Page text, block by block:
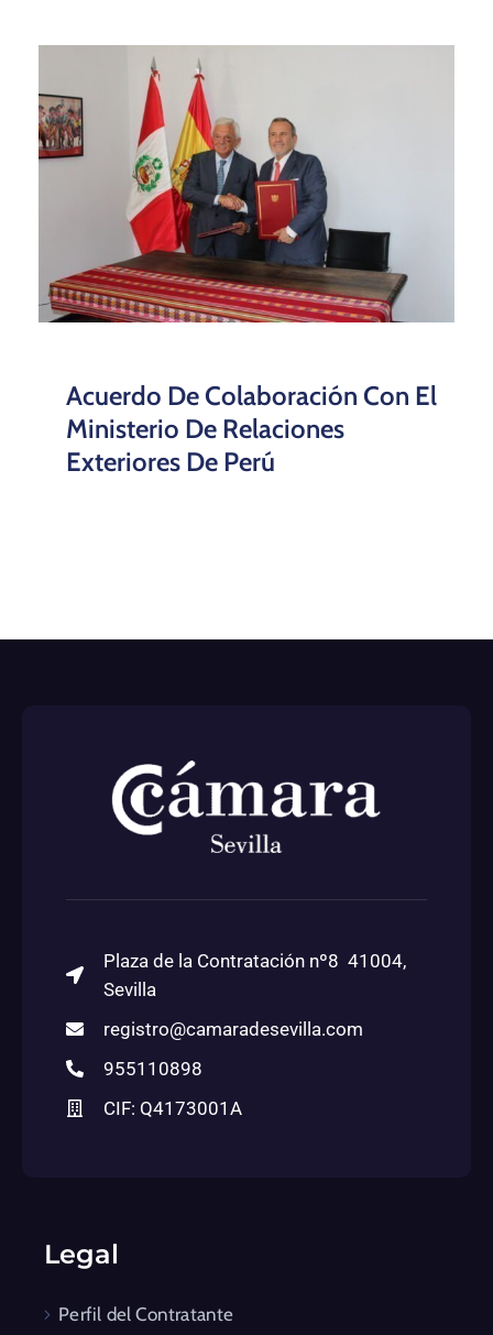
Acuerdo De Colaboración Con El
Ministerio De Relaciones
Exteriores De Perú
Plaza de la Contratación nº8 41004,
Sevilla
registro@camaradesevilla.com
955110898
CIF: Q4173001A
Legal
Perfil del Contratante